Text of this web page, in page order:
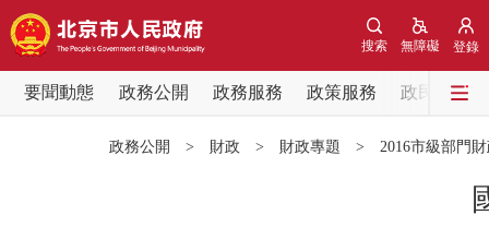
登錄
無障礙
搜索
要聞動態 政務公開 政務服務 政策服務
政民互動
政務公開 > 財政 > 財政專題 > 2016市級部門